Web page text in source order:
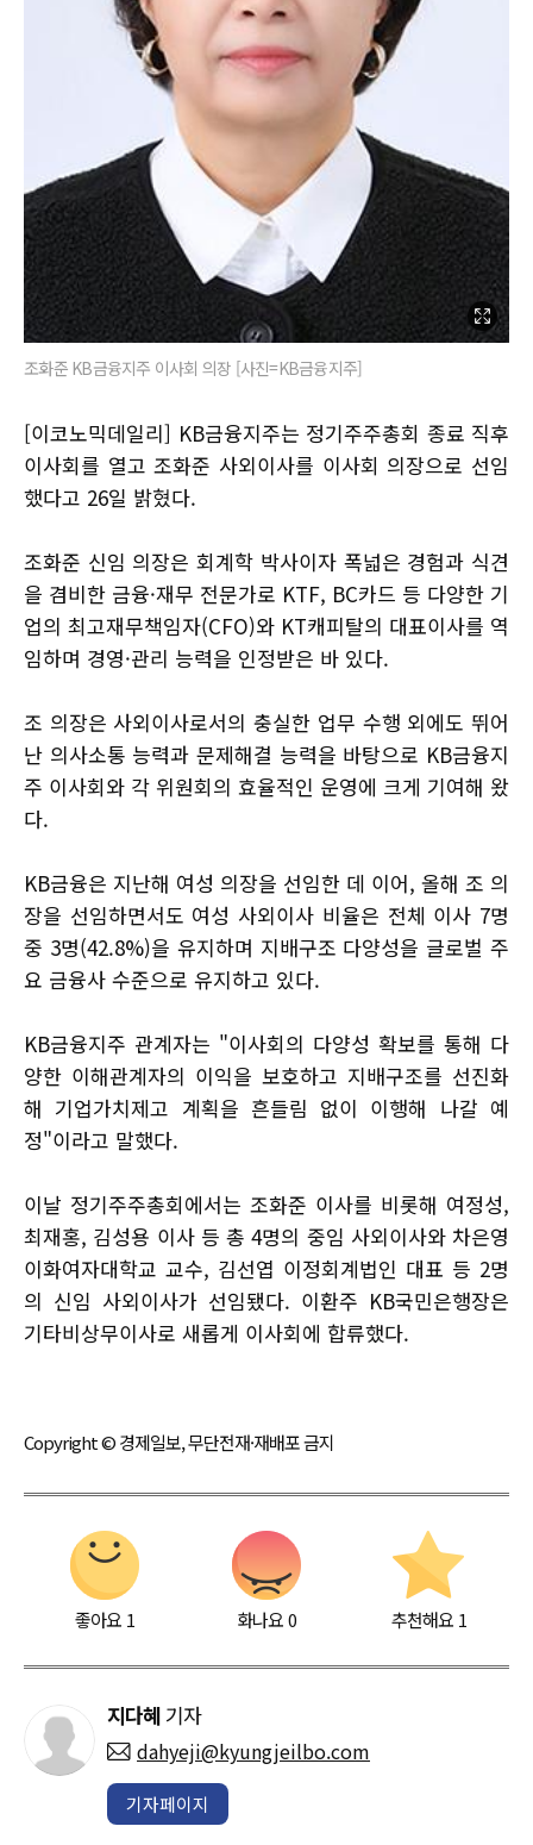
조화준 KB금융지주 이사회 의장 [사진=KB금융지주]
[이코노믹데일리] KB금융지주는 정기주주총회 종료 직후
이사회를 열고 조화준 사외이사를 이사회 의장으로 선임
했다고 26일 밝혔다.
조화준 신임 의장은 회계학 박사이자 폭넓은 경험과 식견
을 겸비한 금융·재무 전문가로 KTF, BC카드 등 다양한 기
업의 최고재무책임자(CFO)와 KT캐피탈의 대표이사를 역
임하며 경영·관리 능력을 인정받은 바 있다.
조 의장은 사외이사로서의 충실한 업무 수행 외에도 뛰어
난 의사소통 능력과 문제해결 능력을 바탕으로 KB금융지
주 이사회와 각 위원회의 효율적인 운영에 크게 기여해 왔
다.
KB금융은 지난해 여성 의장을 선임한 데 이어, 올해 조 의
장을 선임하면서도 여성 사외이사 비율은 전체 이사 7명
중 3명(42.8%)을 유지하며 지배구조 다양성을 글로벌 주
요 금융사 수준으로 유지하고 있다.
KB금융지주 관계자는 "이사회의 다양성 확보를 통해 다
양한 이해관계자의 이익을 보호하고 지배구조를 선진화
해 기업가치제고 계획을 흔들림 없이 이행해 나갈 예
정"이라고 말했다.
이날 정기주주총회에서는 조화준 이사를 비롯해 여정성,
최재홍, 김성용 이사 등 총 4명의 중임 사외이사와 차은영
이화여자대학교 교수, 김선엽 이정회계법인 대표 등 2명
의 신임 사외이사가 선임됐다. 이환주 KB국민은행장은
기타비상무이사로 새롭게 이사회에 합류했다.
Copyright © 경제일보, 무단전재·재배포 금지
좋아요 1 화나요0 추천해요 1
지다혜 기자
dahyeji@kyungjeilbo.com
기자페이지